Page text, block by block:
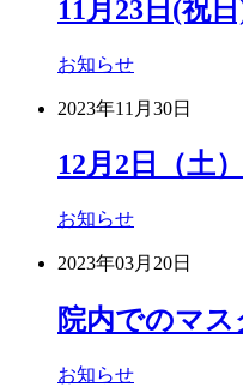
11月23日(祝
お知らせ
2023年11月30日
12月2日（土
お知らせ
2023年03月20日
院内でのマ
お知らせ